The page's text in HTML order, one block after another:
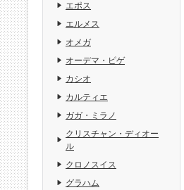
エポス
エルメス
オメガ
オーデマ・ピゲ
カシオ
カルティエ
ガガ・ミラノ
クリスチャン・ディオー
ル
クロノスイス
グラハム